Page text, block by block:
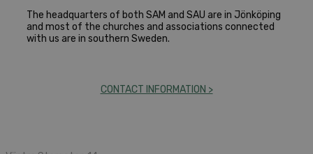
The headquarters of both SAM and SAU are in Jönköping
and most of the churches and associations connected
with us are in southern Sweden.
CONTACT INFORMATION >